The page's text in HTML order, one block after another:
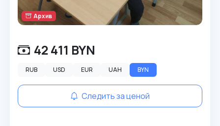
Архив
42 411 BYN
RUB USD EUR UAH BYN
Следить за ценой